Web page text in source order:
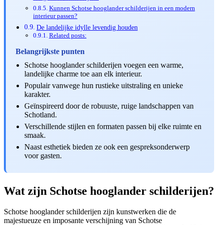
Kunnen Schotse hooglander schilderijen in een modern
interieur passen?
De landelijke idylle levendig houden
Related posts:
Belangrijkste punten
Schotse hooglander schilderijen voegen een warme,
landelijke charme toe aan elk interieur.
Populair vanwege hun rustieke uitstraling en unieke
karakter.
Geïnspireerd door de robuuste, ruige landschappen van
Schotland.
Verschillende stijlen en formaten passen bij elke ruimte en
smaak.
Naast esthetiek bieden ze ook een gespreksonderwerp
voor gasten.
Wat zijn Schotse hooglander schilderijen?
Schotse hooglander schilderijen zijn kunstwerken die de
majestueuze en imposante verschijning van Schotse